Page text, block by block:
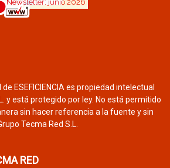
ESEFICIENCIA es propiedad intelectual
y está protegido por ley. No está permitido
sin hacer referencia a la fuente y sin
Tecma Red S.L.
RED